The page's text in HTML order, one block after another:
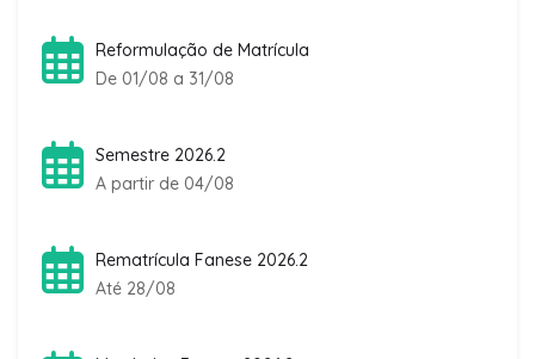
Reformulação de Matrícula
De 01/08 a 31/08
Semestre 2026.2
A partir de 04/08
Rematrícula Fanese 2026.2
Até 28/08